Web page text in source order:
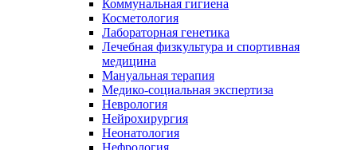
Коммунальная гигиена
Косметология
Лабораторная генетика
Лечебная физкультура и спортивная
медицина
Мануальная терапия
Медико-социальная экспертиза
Неврология
Нейрохирургия
Неонатология
Нефрология